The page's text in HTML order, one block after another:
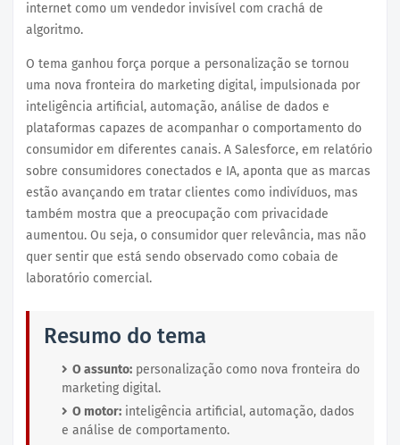
internet como um vendedor invisível com crachá de
algoritmo.
O tema ganhou força porque a personalização se tornou
uma nova fronteira do marketing digital, impulsionada por
inteligência artificial, automação, análise de dados e
plataformas capazes de acompanhar o comportamento do
consumidor em diferentes canais. A Salesforce, em relatório
sobre consumidores conectados e IA, aponta que as marcas
estão avançando em tratar clientes como indivíduos, mas
também mostra que a preocupação com privacidade
aumentou. Ou seja, o consumidor quer relevância, mas não
quer sentir que está sendo observado como cobaia de
laboratório comercial.
Resumo do tema
O assunto: personalização como nova fronteira do
marketing digital.
O motor: inteligência artificial, automação, dados
e análise de comportamento.